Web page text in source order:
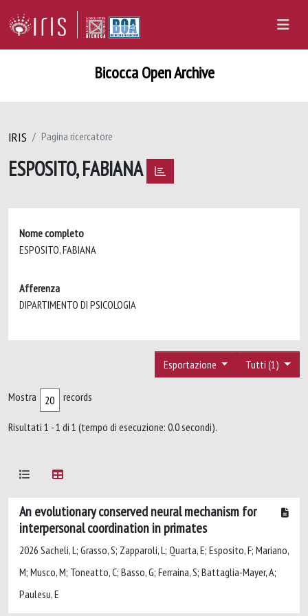
Bicocca Open Archive
IRIS Pagina ricercatore
ESPOSITO, FABIANA
Nome completo
ESPOSITO, FABIANA
Afferenza
DIPARTIMENTO DI PSICOLOGIA
Tutti (1)
Esportazione
Mostra records
Risultati 1 - 1 di 1 (tempo di esecuzione: 0.0 secondi).
An evolutionary conserved neural mechanism for
interpersonal coordination in primates
2026 Sacheli, L; Grasso, S; Zapparoli, L; Quarta, E; Esposito, F; Mariano,
M; Musco, M; Toneatto, C; Basso, G; Ferraina, S; Battaglia-Mayer, A;
Paulesu, E